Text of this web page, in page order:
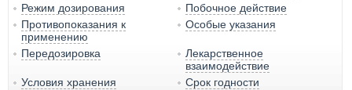
Режим дозирования
Побочное действие
Противопоказания к
применению
Особые указания
Передозировка
Лекарственное
взаимодействие
Условия хранения
Срок годности